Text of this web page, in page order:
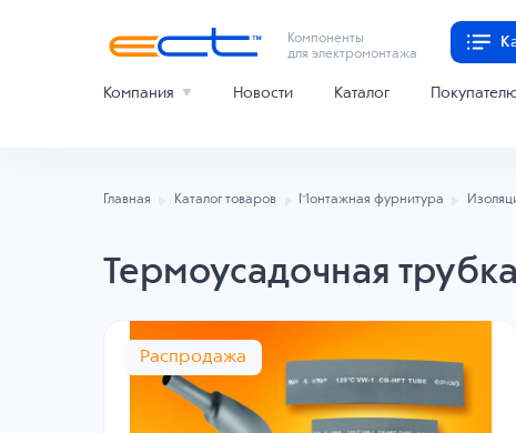
Компоненты
для электромонтажа
Компания Новости Каталог
Главная Каталог товаров Монтажная фурнитура
Термоусадочная
Распродажа